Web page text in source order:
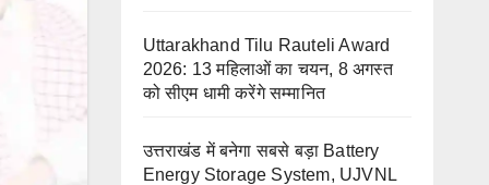
Uttarakhand Tilu Rauteli Award
2026: 13 महिलाओं का चयन, 8 अगस्त
को सीएम धामी करेंगे सम्मानित
उत्तराखंड में बनेगा सबसे बड़ा Battery
Energy Storage System, UJVNL